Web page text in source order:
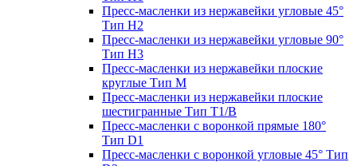
Пресс-масленки из нержавейки угловые 45°
Тип H2
Пресс-масленки из нержавейки угловые 90°
Тип H3
Пресс-масленки из нержавейки плоские
круглые Тип M
Пресс-масленки из нержавейки плоские
шестигранные Тип T1/B
Пресс-масленки с воронкой прямые 180°
Тип D1
Пресс-масленки с воронкой угловые 45° Тип